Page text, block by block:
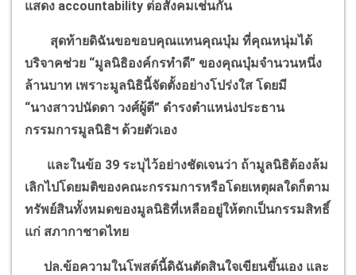
แสดง accountability ต่อสังคมเช่นกัน
สุดท้ายดิฉันขอขอบคุณแทนคุณบุ๋ม ที่คุณหนุ่มได้
บริจาคช่วย “มูลนิธิองค์กรทำดี” ของคุณบุ๋มจำนวนหนึ่ง
ล้านบาท เพราะมูลนิธินี้จัดตั้งอย่างโปร่งใส โดยมี
“นางสาวปนัดดา วงศ์ผู้ดี” ดำรงตำแหน่งประธาน
กรรมการมูลนิธิฯ ด้วยตัวเอง
และในข้อ 39 ระบุไว้อย่างชัดเจนว่า ถ้ามูลนิธิต้องล้ม
เลิกไปโดยมติของคณะกรรมการหรือโดยเหตุผลใดก็ตาม
ทรัพย์สินทั้งหมดของมูลนิธิที่เหลืออยู่ให้ตกเป็นกรรมสิทธิ์
แก่ สภากาชาดไทย
ปล.ข้อความในโพสต์นี้ดิฉันตัดสินใจเขียนขึ้นเอง และ